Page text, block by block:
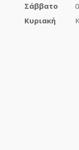
Σάββατο
Κυριακή